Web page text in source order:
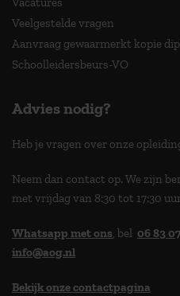
Veelgestelde vragen
Aanvraag gewaarmerkt kopie
Schoolleidersbeurs-VO
Advies nodig?
Heb je vragen over onze
Neem dan contact op. We zijn
met vrijdag van 8:30 tot 17:30
Whatsapp met ons, bel 06 83
info@aog.nl
Bekijk onze contactpagina